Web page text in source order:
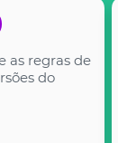
as regras de
do